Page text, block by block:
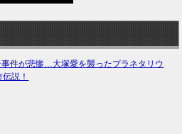
事件が悲惨…大塚愛を襲ったプラネタリウ
説！